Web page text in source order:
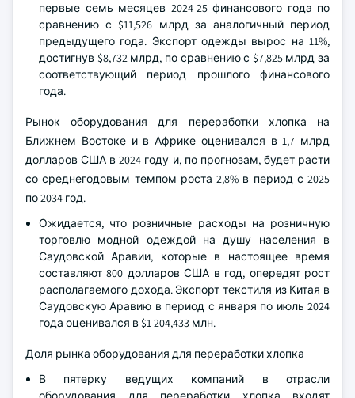
первые семь месяцев 2024-25 финансового года по
сравнению с $11,526 млрд за аналогичный период
предыдущего года. Экспорт одежды вырос на 11%,
достигнув $8,732 млрд, по сравнению с $7,825 млрд за
соответствующий период прошлого финансового
года.
Рынок оборудования для переработки хлопка на
Ближнем Востоке и в Африке оценивался в 1,7 млрд
долларов США в 2024 году и, по прогнозам, будет расти
со среднегодовым темпом роста 2,8% в период с 2025
по 2034 год.
Ожидается, что розничные расходы на розничную
торговлю модной одеждой на душу населения в
Саудовской Аравии, которые в настоящее время
составляют 800 долларов США в год, опередят рост
располагаемого дохода. Экспорт текстиля из Китая в
Саудовскую Аравию в период с января по июль 2024
года оценивался в $1 204,433 млн.
Доля рынка оборудования для переработки хлопка
В пятерку ведущих компаний в отрасли